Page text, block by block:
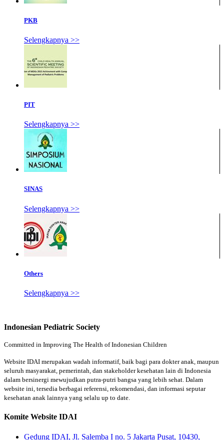
PKB
Selengkapnya >>
PIT
Selengkapnya >>
SINAS
Selengkapnya >>
Others
Selengkapnya >>
Indonesian Pediatric Society
Committed in Improving The Health of Indonesian Children
Website IDAI merupakan wadah informatif, baik bagi para dokter anak, maupun
seluruh masyarakat, pemerintah, dan stakeholder kesehatan lain di Indonesia
dalam bersinergi mewujudkan putra-putri bangsa yang lebih sehat. Dalam
website ini, tersedia berbagai referensi, rekomendasi, dan informasi seputar
kesehatan anak lainnya yang selalu up to date.
Komite Website IDAI
Gedung IDAI, Jl. Salemba I no. 5 Jakarta Pusat, 10430,